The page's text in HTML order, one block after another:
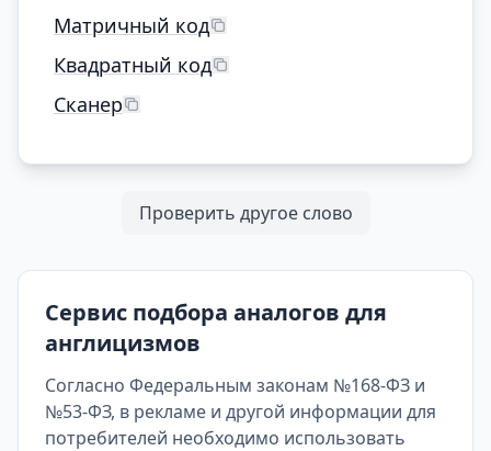
Матричный код
Квадратный код
Сканер
Проверить другое слово
Сервис подбора аналогов для
англицизмов
Согласно Федеральным законам №168-ФЗ и
№53-ФЗ, в рекламе и другой информации для
потребителей необходимо использовать